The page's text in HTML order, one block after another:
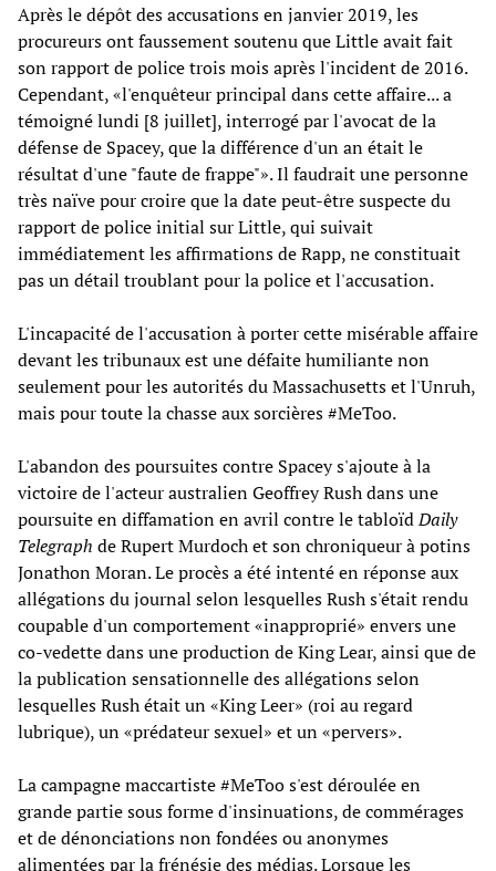
Après le dépôt des accusations en janvier 2019, les
procureurs ont faussement soutenu que Little avait fait
son rapport de police trois mois après l'incident de 2016.
Cependant, «l'enquêteur principal dans cette affaire... a
témoigné lundi [8 juillet], interrogé par l'avocat de la
défense de Spacey, que la différence d'un an était le
résultat d'une "faute de frappe"». Il faudrait une personne
très naïve pour croire que la date peut-être suspecte du
rapport de police initial sur Little, qui suivait
immédiatement les affirmations de Rapp, ne constituait
pas un détail troublant pour la police et l'accusation.
L'incapacité de l'accusation à porter cette misérable affaire
devant les tribunaux est une défaite humiliante non
seulement pour les autorités du Massachusetts et l'Unruh,
mais pour toute la chasse aux sorcières #MeToo.
L'abandon des poursuites contre Spacey s'ajoute à la
victoire de l'acteur australien Geoffrey Rush dans une
poursuite en diffamation en avril contre le tabloïdDaily
Telegraph de Rupert Murdoch et son chroniqueur à potins
Jonathon Moran. Le procès a été intenté en réponse aux
allégations du journal selon lesquelles Rush s'était rendu
coupable d'un comportement «inapproprié» envers une
co-vedette dans une production de King Lear, ainsi que de
la publication sensationnelle des allégations selon
lesquelles Rush était un «King Leer» (roi au regard
lubrique), un «prédateur sexuel» et un «pervers».
La campagne maccartiste #MeToo s'est déroulée en
grande partie sous forme d'insinuations, de commérages
et de dénonciations non fondées ou anonymes
alimentées par la frénésie des médias. Lorsque les